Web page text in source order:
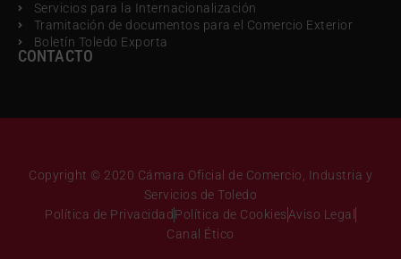
Servicios para la Internacionalización
Tramitación de documentos para el Comercio Exterior
Boletín Toledo Exporta
CONTACTO
Copyright © 2020 Cámara Oficial de Comercio, Industria y
Servicios de Toledo
Política de Privacidad Política de CookiesAviso Legal
Canal Ético